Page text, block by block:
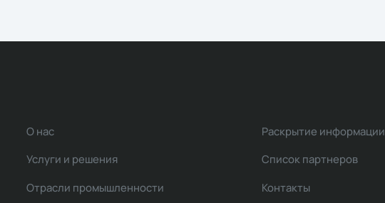
О нас
Услуги и решения
Отрасли промышленности
Раскрытие информации
Список партнеров
Контакты